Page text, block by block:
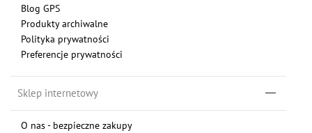
Blog GPS
Produkty archiwalne
Polityka prywatności
Preferencje prywatności
Sklep internetowy
O nas - bezpieczne zakupy